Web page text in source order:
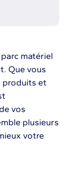
matériel
Que vous
produits et
vos
plusieurs
votre